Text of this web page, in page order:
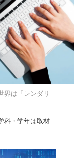
科・学年は取材
界は「レンダリ